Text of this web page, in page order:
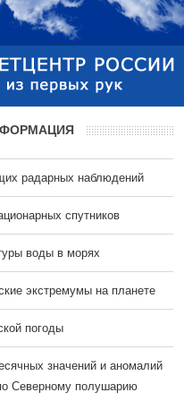
радарных наблюдений
спутников
воды в морях
экстремумы на планете
погоды
значений и аномалий
Северному полушарию